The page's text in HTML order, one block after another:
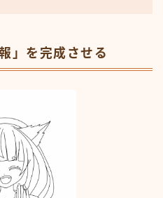
」を完成させる